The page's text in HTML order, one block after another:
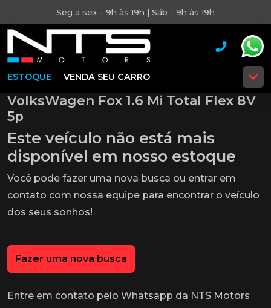
Seg a sex - 9h às 19h | Sáb - 9h às 19h
ESTOQUE VENDA SEU CARRO
VolksWagen Fox 1.6 Mi Total Flex 8V
5p
Este veículo não está mais
disponível em nosso estoque
Você pode fazer uma nova busca ou entrar em
contato com nossa equipe para encontrar o veículo
dos seus sonhos!
Fazer uma nova busca
Entre em contato pelo Whatsapp da NTS Motors